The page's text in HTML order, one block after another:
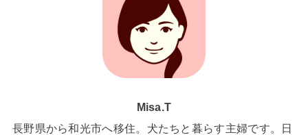
Misa.T
長野県から和光市へ移住。犬たちと暮らす主婦です。日